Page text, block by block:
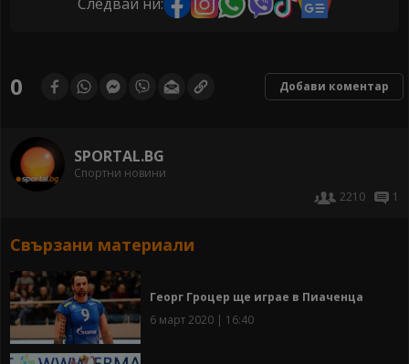
0 Добави коментар
SPORTAL.BG
Спортни новини
2210
1
Свързани материали
Георг Гроцер ще играе в Пиаченца
6 март 2020 | 16:40